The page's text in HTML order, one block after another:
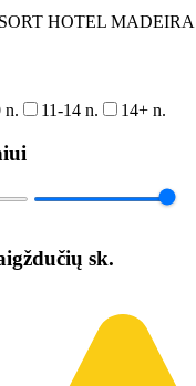
HOTEL MADEIRA
n. 11-14 n. 14+ n.
sk.